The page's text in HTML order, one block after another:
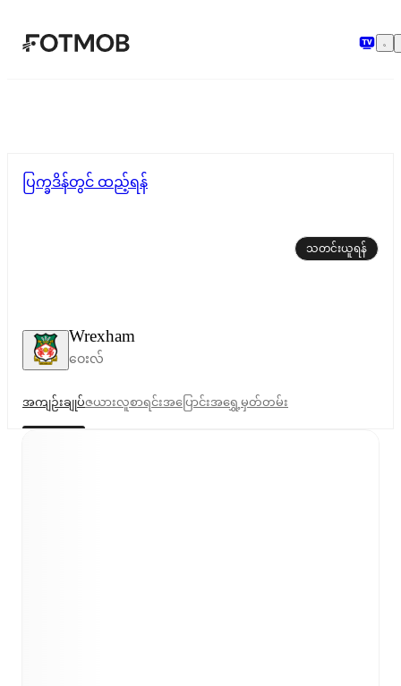
အဓိကအကြောင်းအရာသို့ ကျော်သွားရန်
Wrexham
ဝေးလ်
ပြက္ခဒိန်တွင် ထည့်ရန်
သတင်းယူရန်
အကျဉ်းချုပ်ဇယားလူစာရင်းအပြောင်းအရွှေ့ မှတ်တမ်း